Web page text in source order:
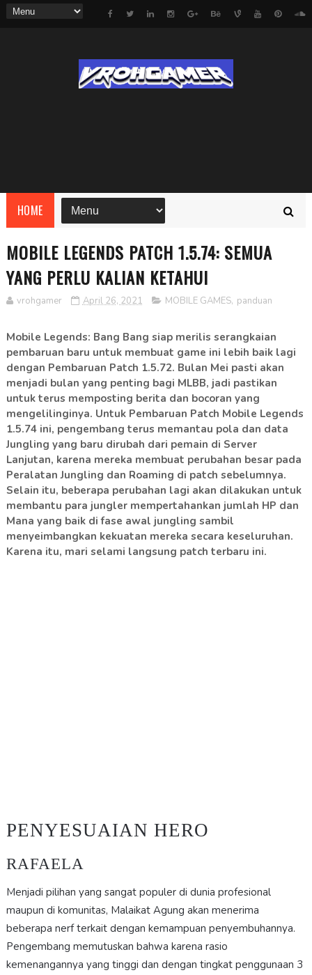
HOME
MOBILE LEGENDS PATCH 1.5.74: SEMUA
YANG PERLU KALIAN KETAHUI
vrohgamer April 26, 2021 MOBILE GAMES, panduan
Mobile Legends: Bang Bang siap merilis serangkaian
pembaruan baru untuk membuat game ini lebih baik lagi
dengan Pembaruan Patch 1.5.72. Bulan Mei pasti akan
menjadi bulan yang penting bagi MLBB, jadi pastikan
untuk terus memposting berita dan bocoran yang
mengelilinginya. Untuk Pembaruan Patch Mobile Legends
1.5.74 ini, pengembang terus memantau pola dan data
Jungling yang baru dirubah dari pemain di Server
Lanjutan, karena mereka membuat perubahan besar pada
Peralatan Jungling dan Roaming di patch sebelumnya.
Selain itu, beberapa perubahan lagi akan dilakukan untuk
membantu para jungler mempertahankan jumlah HP dan
Mana yang baik di fase awal jungling sambil
menyeimbangkan kekuatan mereka secara keseluruhan.
Karena itu, mari selami langsung patch terbaru ini.
PENYESUAIAN HERO
RAFAELA
Menjadi pilihan yang sangat populer di dunia profesional
maupun di komunitas, Malaikat Agung akan menerima
beberapa nerf terkait dengan kemampuan penyembuhannya.
Pengembang memutuskan bahwa karena rasio
kemenangannya yang tinggi dan dengan tingkat penggunaan 3